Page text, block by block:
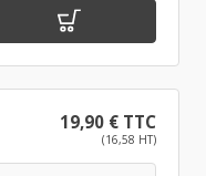
19,90 € TTC
(16,58 HT)